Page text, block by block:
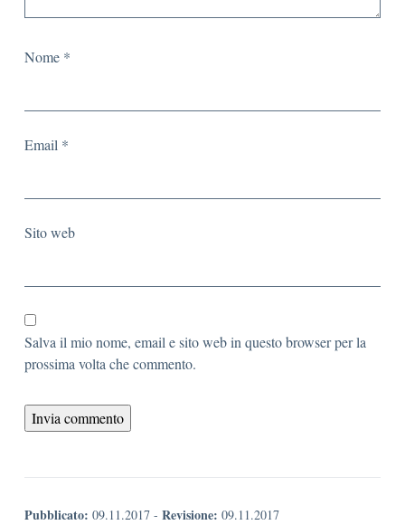
Nome *
Email *
Sito web
Salva il mio nome, email e sito web in questo browser per la
prossima volta che commento.
Pubblicato: 09.11.2017 - Revisione: 09.11.2017